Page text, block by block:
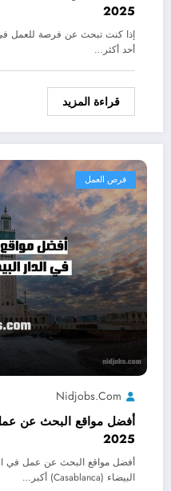
2025
إذا كنت تبحث عن فرصة للعمل
أحد أكثر…
قراءة المزيد
فرص العمل
Nidjobs.com
أفضل مواقع البحث عن عمل
2025
البيضاء (Casablanca) أكبر…